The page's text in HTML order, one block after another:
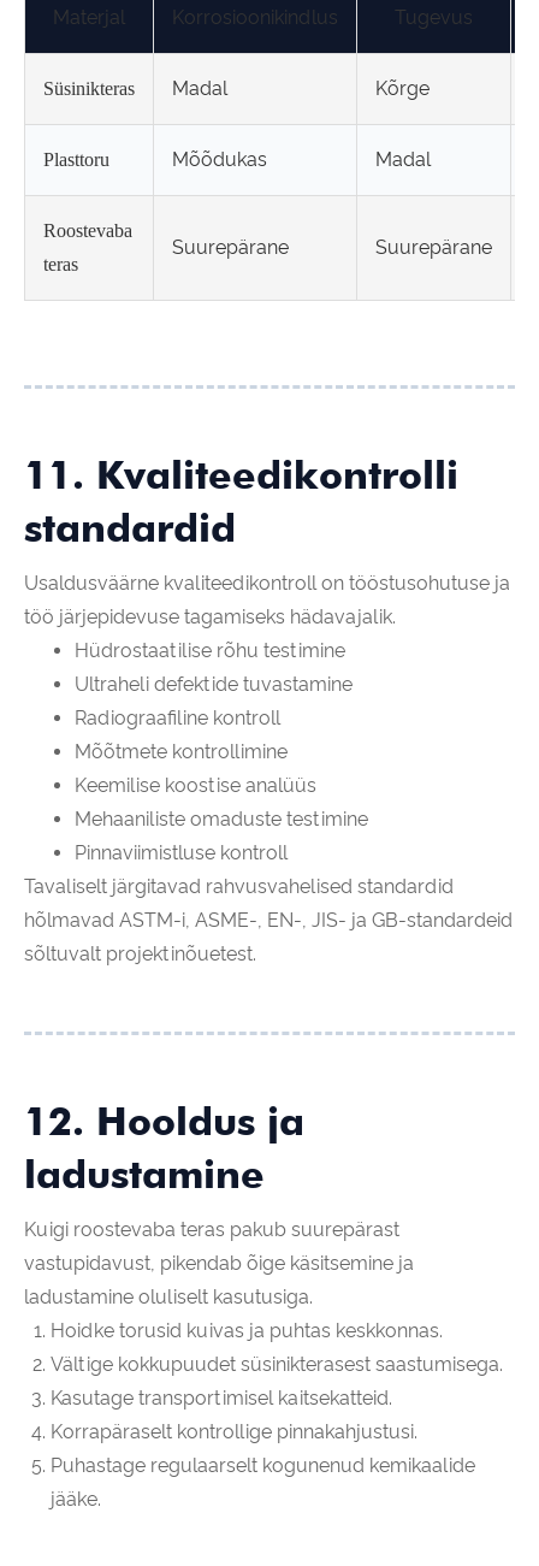
Materjal Korrosioonikindlus Tugevus
Süsinikteras Madal Kõrge
Plasttoru Mõõdukas Madal
Roostevaba
teras
Suurepärane Suurepärane
11. Kvaliteedikontrolli
standardid
Usaldusväärne kvaliteedikontroll on tööstusohutuse ja
töö järjepidevuse tagamiseks hädavajalik.
Hüdrostaatilise rõhu testimine
Ultraheli defektide tuvastamine
Radiograafiline kontroll
Mõõtmete kontrollimine
Keemilise koostise analüüs
Mehaaniliste omaduste testimine
Pinnaviimistluse kontroll
Tavaliselt järgitavad rahvusvahelised standardid
hõlmavad ASTM-i, ASME-, EN-, JIS- ja GB-standardeid
sõltuvalt projektinõuetest.
12. Hooldus ja
ladustamine
Kuigi roostevaba teras pakub suurepärast
vastupidavust, pikendab õige käsitsemine ja
ladustamine oluliselt kasutusiga.
Hoidke torusid kuivas ja puhtas keskkonnas.
Vältige kokkupuudet süsinikterasest saastumisega.
Kasutage transportimisel kaitsekatteid.
Korrapäraselt kontrollige pinnakahjustusi.
Puhastage regulaarselt kogunenud kemikaalide
jääke.